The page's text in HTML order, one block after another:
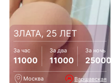
ЗЛАТА, 25 ЛЕТ
За час
11000
За два
11000
За ночь
25000
Москва Варшавская